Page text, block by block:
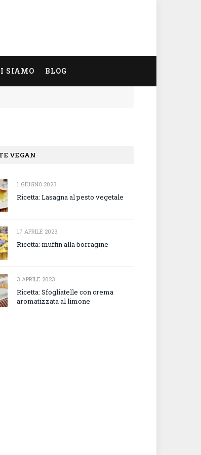
SIAMO BLOG
VEGAN
1 GIUGNO 2023
Ricetta: Lasagna al pesto vegetale
17 APRILE 2023
Ricetta: muffin alla borragine
3 APRILE 2023
Ricetta: Sfogliatelle con crema
aromatizzata al limone